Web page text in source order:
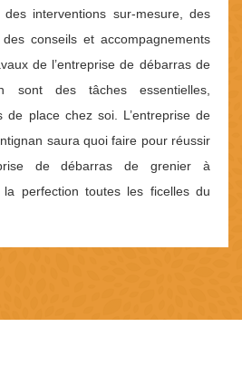
interventions sur-mesure, des
conseils et accompagnements
de l’entreprise de débarras de
sont des tâches essentielles,
de place chez soi. L’entreprise de
saura quoi faire pour réussir
de débarras de grenier à
perfection toutes les ficelles du